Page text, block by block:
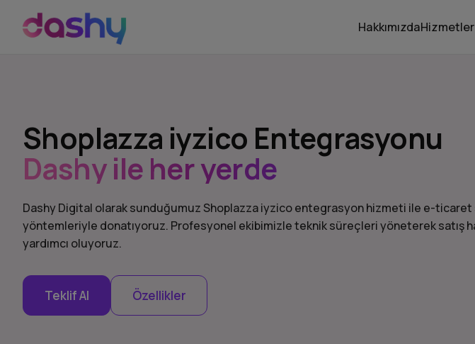
HakkımızdaHizmetler
Shoplazza iyzico Entegrasyonu
Dashy ile her yerde
Dashy Digital olarak sunduğumuz Shoplazza iyzico entegrasyon hizmeti ile e-
yöntemleriyle donatıyoruz. Profesyonel ekibimizle teknik süreçleri yöneterek satış
yardımcı oluyoruz.
Teklif Al Özellikler